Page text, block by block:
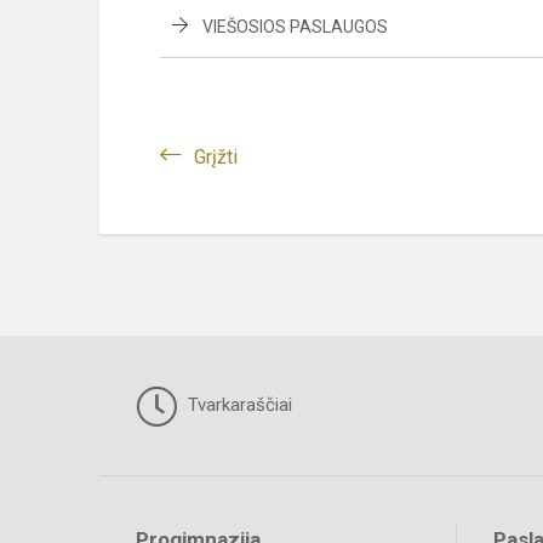
VIEŠOSIOS PASLAUGOS
Grįžti
Tvarkaraščiai